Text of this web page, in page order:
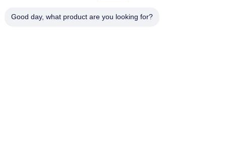
Good day, what product are you looking for?